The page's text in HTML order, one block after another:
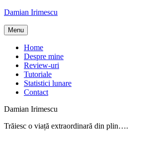
Skip
content
Damian Irimescu
Menu
Home
Despre mine
Review-uri
Tutoriale
Statistici lunare
Contact
Damian Irimescu
Trăiesc o viață extraordinară din plin….